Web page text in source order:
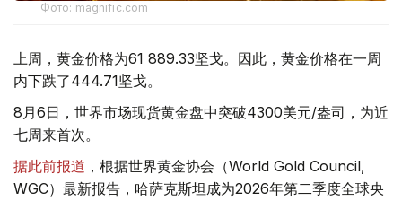
Фото: magnific.com
上周，黄金价格为61 889.33坚戈。因此，黄金价格在一周
内下跌了444.71坚戈。
8月6日，世界市场现货黄金盘中突破4300美元/盎司，为近
七周来首次。
据此前报道 ，根据世界黄金协会（World Gold Council,
WGC）最新报告，哈萨克斯坦成为2026年第二季度全球央